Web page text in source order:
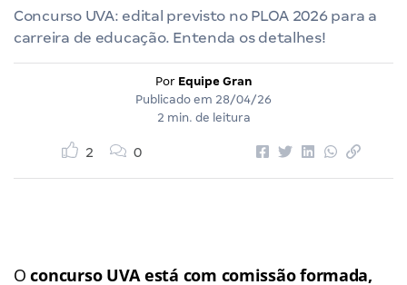
Concurso UVA: edital previsto no PLOA 2026 para a
carreira de educação. Entenda os detalhes!
Por Equipe Gran
Publicado em 28/04/26
2 min. de leitura
2 0
Oconcurso UVA está com comissão formada,